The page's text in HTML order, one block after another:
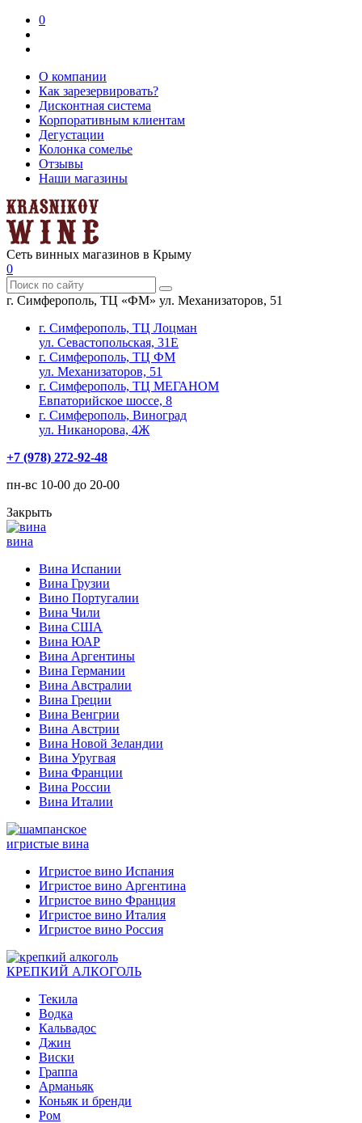
0
О компании
Как зарезервировать?
Дисконтная система
Корпоративным клиентам
Дегустации
Колонка сомелье
Отзывы
Наши магазины
Сеть винных магазинов в Крыму
0
г. Симферополь, ТЦ «ФМ» ул. Механизаторов, 51
г. Симферополь, ТЦ Лоцман
ул. Севастопольская, 31Е
г. Симферополь, ТЦ ФМ
ул. Механизаторов, 51
г. Симферополь, ТЦ МЕГАНОМ
Евпаторийское шоссе, 8
г. Симферополь, Виноград
ул. Никанорова, 4Ж
+7 (978) 272-92-48
пн-вс 10-00 до 20-00
Закрыть
вина
Вина Испании
Вина Грузии
Вино Португалии
Вина Чили
Вина США
Вина ЮАР
Вина Аргентины
Вина Германии
Вина Австралии
Вина Греции
Вина Венгрии
Вина Австрии
Вина Новой Зеландии
Вина Уругвая
Вина Франции
Вина России
Вина Италии
игристые вина
Игристое вино Испания
Игристое вино Аргентина
Игристое вино Франция
Игристое вино Италия
Игристое вино Россия
КРЕПКИЙ АЛКОГОЛЬ
Текила
Водка
Кальвадос
Джин
Виски
Граппа
Арманьяк
Коньяк и бренди
Ром